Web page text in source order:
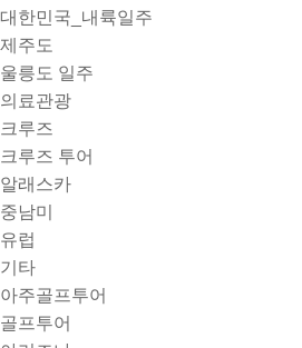
대한민국_내륙일주
제주도
울릉도 일주
의료관광
크루즈
크루즈 투어
알래스카
중남미
유럽
기타
아주골프투어
골프투어